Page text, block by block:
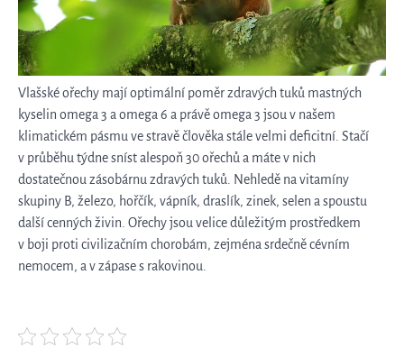
Vlašské ořechy mají optimální poměr zdravých tuků mastných
kyselin omega 3 a omega 6 a právě omega 3 jsou v našem
klimatickém pásmu ve stravě člověka stále velmi deficitní. Stačí
v průběhu týdne sníst alespoň 30 ořechů a máte v nich
dostatečnou zásobárnu zdravých tuků. Nehledě na vitamíny
skupiny B, železo, hořčík, vápník, draslík, zinek, selen a spoustu
další cenných živin. Ořechy jsou velice důležitým prostředkem
v boji proti civilizačním chorobám, zejména srdečně cévním
nemocem, a v zápase s rakovinou.